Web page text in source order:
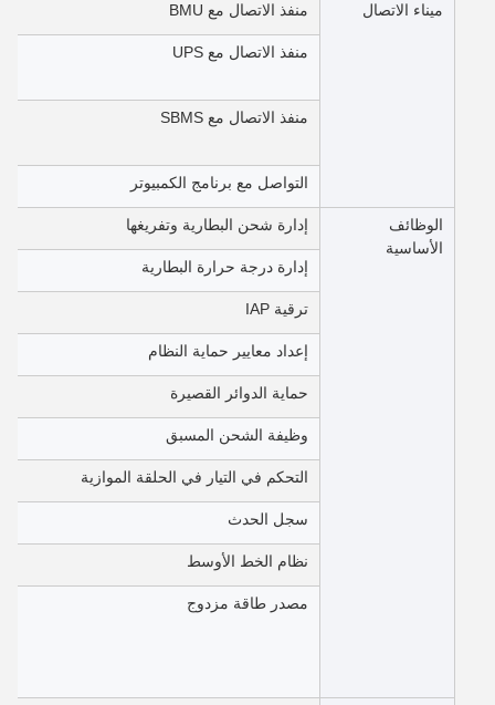
ميناء الاتصال منفذ الاتصال مع BMU
منفذ الاتصال مع UPS
منفذ الاتصال مع SBMS
التواصل مع برنامج الكمبيوتر
الوظائف
الأساسية
إدارة شحن البطارية وتفريغها
إدارة درجة حرارة البطارية
ترقية IAP
إعداد معايير حماية النظام
حماية الدوائر القصيرة
وظيفة الشحن المسبق
التحكم في التيار في الحلقة الموازية
سجل الحدث
نظام الخط الأوسط
مصدر طاقة مزدوج